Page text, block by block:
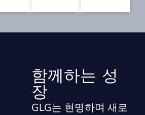
함께하는 성
장
GLG는 현명하며 새로